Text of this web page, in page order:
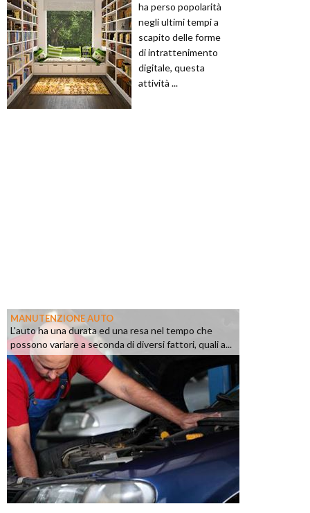
ha perso popolarità
negli ultimi tempi a
scapito delle forme
di intrattenimento
digitale, questa
attività ...
MANUTENZIONE AUTO
L'auto ha una durata ed una resa nel tempo che
possono variare a seconda di diversi fattori, quali a...